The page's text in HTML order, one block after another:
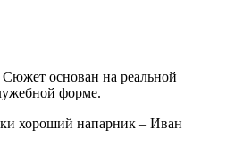
основан на реальной
форме.
хороший напарник – Иван